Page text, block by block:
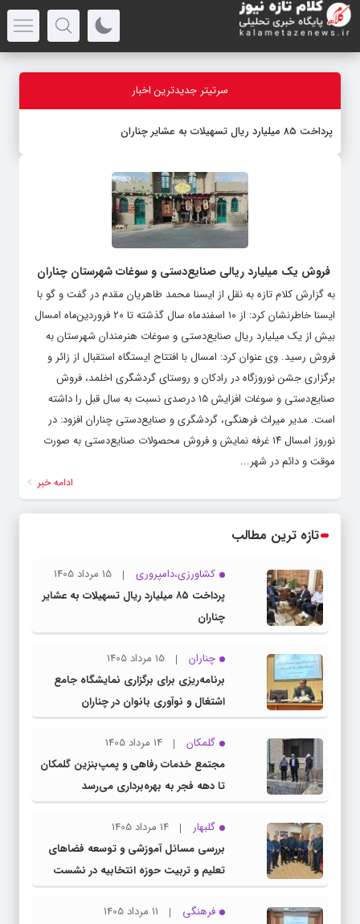
سرتیتر جدیدترین اخبار
پرداخت ۸۵ میلیارد ریال تسهیلات به عشایر چناران
فروش یک میلیارد ریالی صنایع‌دستی و سوغات شهرستان چناران
به گزارش کلام تازه به نقل از ایسنا محمد طاهریان مقدم در گفت و گو با
ایسنا خاطرنشان کرد: از ۱۰ اسفندماه سال گذشته تا ۲۰ فروردین‌ماه امسال
بیش از یک میلیارد ریال صنایع‌دستی و سوغات هنرمندان شهرستان به
فروش رسید. وی عنوان کرد: امسال با افتتاح ایستگاه استقبال از زائر و
برگزاری جشن نوروزگاه در رادکان و روستای گردشگری اخلمد، فروش
صنایع‌دستی و سوغات افزایش ۱۵ درصدی نسبت به سال قبل را داشته
است. مدیر میراث فرهنگی، گردشگری و صنایع‌دستی چناران افزود: در
نوروز امسال ۱۴ غرفه نمایش و فروش محصولات صنایع‌دستی به صورت
موقت و دائم در شهر...
ادامه خبر
تازه ترین مطالب
کشاورزی،دامپروری
15 مرداد 1405
پرداخت ۸۵ میلیارد ریال تسهیلات به عشایر
چناران
چناران
15 مرداد 1405
برنامه‌ریزی برای برگزاری نمایشگاه جامع
اشتغال و نوآوری بانوان در چناران
گلمکان
14 مرداد 1405
مجتمع خدمات رفاهی و پمپ‌بنزین گلمکان
تا دهه فجر به بهره‌برداری می‌رسد
گلبهار
14 مرداد 1405
بررسی مسائل آموزشی و توسعه فضاهای
تعلیم و تربیت حوزه انتخابیه در نشست
مشترک عضو کمیسیون آموزش مجلس با
مدیرکل آموزش و پرورش خراسان رضوی
فرهنگی
11 مرداد 1405